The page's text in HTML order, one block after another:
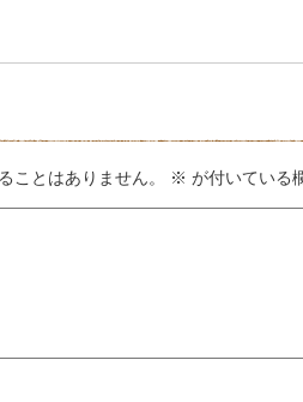
ことはありません。 ※ が付いている